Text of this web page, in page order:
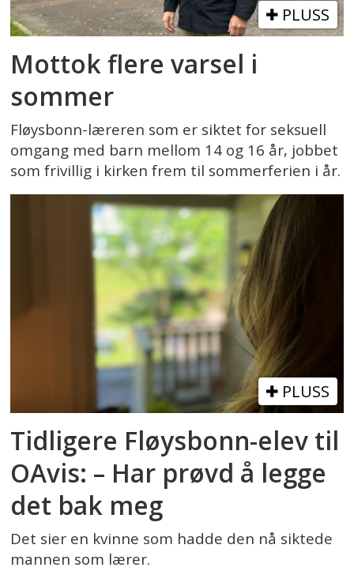
PLUSS
Mottok flere varsel i
sommer
Fløysbonn-læreren som er siktet for seksuell
omgang med barn mellom 14 og 16 år, jobbet
som frivillig i kirken frem til sommerferien i år.
PLUSS
Tidligere Fløysbonn-elev til
OAvis: – Har prøvd å legge
det bak meg
Det sier en kvinne som hadde den nå siktede
mannen som lærer.